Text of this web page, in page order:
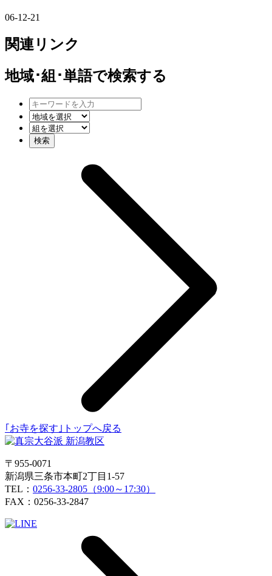
06-12-21
関連リンク
地域･組･単語で検索する
｢お寺を探す｣トップへ戻る
〒955-0071
新潟県三条市本町2丁目1-57
TEL： 0256-33-2805（9:00～17:30）
FAX：0256-33-2847